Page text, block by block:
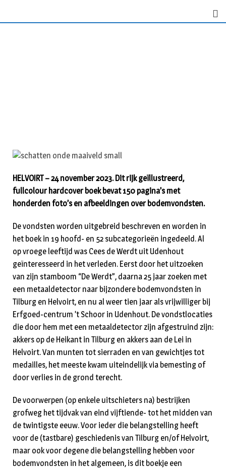
HELVOIRT – 24 november 2023. Dit rijk geïllustreerd,
fullcolour hardcover boek bevat 150 pagina’s met
honderden foto’s en afbeeldingen over bodemvondsten.
De vondsten worden uitgebreid beschreven en worden in
het boek in 19 hoofd- en 52 subcategorieën ingedeeld. Al
op vroege leeftijd was Cees de Werdt uit Udenhout
geïnteresseerd in het verleden. Eerst door het uitzoeken
van zijn stamboom “De Werdt”, daarna 25 jaar zoeken met
een metaaldetector naar bijzondere bodemvondsten in
Tilburg en Helvoirt, en nu al weer tien jaar als vrijwilliger bij
Erfgoed-centrum ’t Schoor in Udenhout. De vondstlocaties
die door hem met een metaaldetector zijn afgestruind zijn:
akkers op de Heikant in Tilburg en akkers aan de Lei in
Helvoirt. Van munten tot sierraden en van gewichtjes tot
medailles, het meeste kwam uiteindelijk via bemesting of
door verlies in de grond terecht.
De voorwerpen (op enkele uitschieters na) bestrijken
grofweg het tijdvak van eind vijftiende- tot het midden van
de twintigste eeuw. Voor ieder die belangstelling heeft
voor de (tastbare) geschiedenis van Tilburg en/of Helvoirt,
maar ook voor degene die belangstelling hebben voor
bodemvondsten in het algemeen, is dit boekje een